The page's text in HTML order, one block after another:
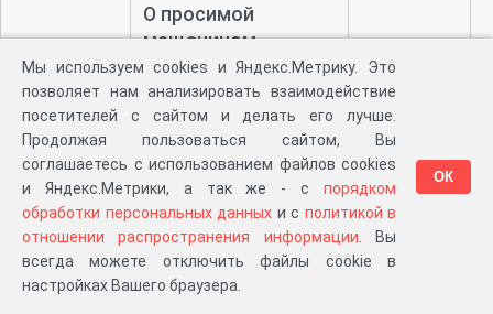
51
О просимой
мещанином
Василием Сприком
отдаче в оброчное
содержание
городской земли
напротив
православного
кладбища (1867
год)
02.06.1868
Дело по
Мы используем cookies и Яндекс.Метрику. Это
позволяет нам анализировать взаимодействие
посетителей с сайтом и делать его лучше.
Продолжая пользоваться сайтом, Вы
соглашаетесь с использованием файлов cookies
и Яндекс.Метрики, а так же - с порядком
обработки персональных данных и с политикой в
отношении распространения информации . Вы
всегда можете отключить файлы cookie в
настройках Вашего браузера.
ОК